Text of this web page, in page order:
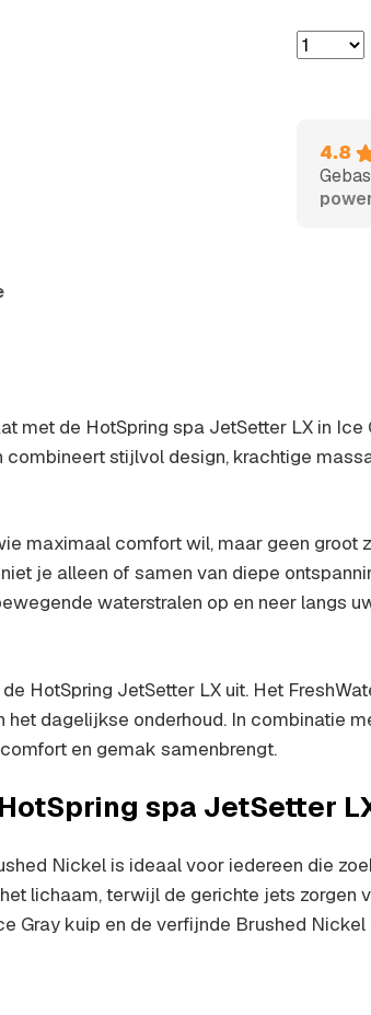
4.8
met de HotSpring spa JetSetter LX in
stijlvol design, krachtige
maximaal comfort wil, maar geen
je alleen of samen van diepe
waterstralen op en neer langs
HotSpring JetSetter LX uit. Het
het dagelijkse onderhoud. In combinatie
en gemak samenbrengt.
spa JetSetter
Nickel is ideaal voor iedereen die
lichaam, terwijl de gerichte jets zorgen
Gray kuip en de verfijnde Brushed